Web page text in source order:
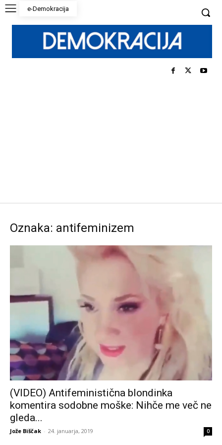
e-Demokracija
Oznaka: antifeminizem
(VIDEO) Antifeministična blondinka
komentira sodobne moške: Nihče me več ne
gleda...
Jože Biščak - 24. januarja, 2019 0